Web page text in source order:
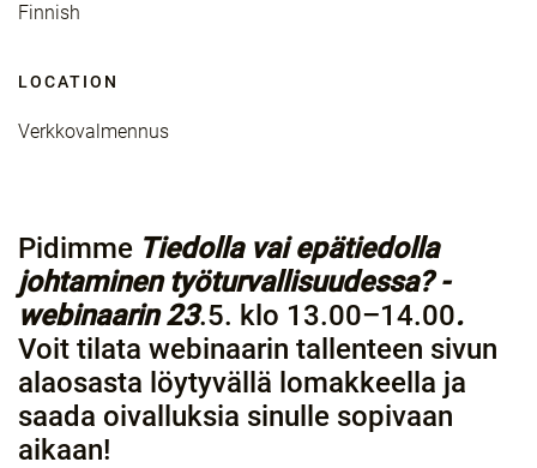
Finnish
LOCATION
Verkkovalmennus
Pidimme Tiedolla vai epätiedolla
johtaminen työturvallisuudessa? -
webinaarin 23.5. klo 13.00–14.00.
Voit tilata webinaarin tallenteen sivun
alaosasta löytyvällä lomakkeella ja
saada oivalluksia sinulle sopivaan
aikaan!